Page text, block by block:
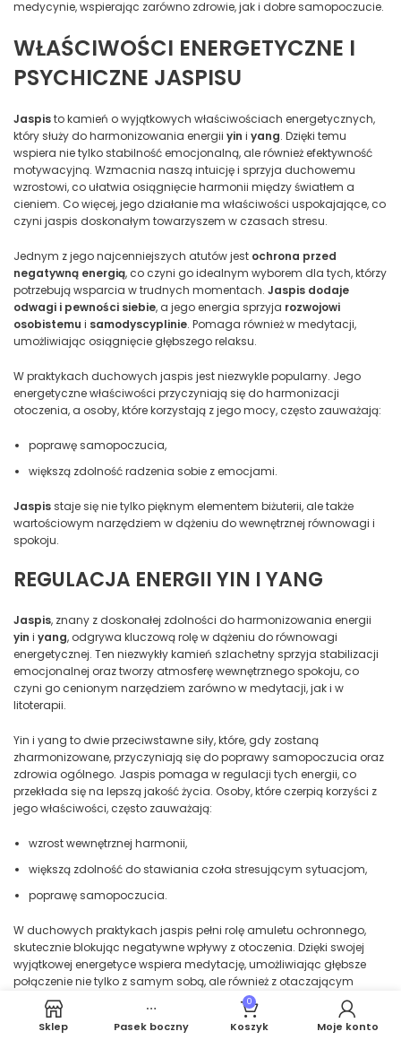
medycynie, wspierając zarówno zdrowie, jak i dobre samopoczucie.
WŁAŚCIWOŚCI ENERGETYCZNE I
PSYCHICZNE JASPISU
Jaspisto kamień o wyjątkowych właściwościach energetycznych,
który służy do harmonizowania energii yin i yang. Dzięki temu
wspiera nie tylko stabilność emocjonalną, ale również efektywność
motywacyjną. Wzmacnia naszą intuicję i sprzyja duchowemu
wzrostowi, co ułatwia osiągnięcie harmonii między światłem a
cieniem. Co więcej, jego działanie ma właściwości uspokajające, co
czyni jaspis doskonałym towarzyszem w czasach stresu.
Jednym z jego najcenniejszych atutów jest ochrona przed
negatywną energią, co czyni go idealnym wyborem dla tych, którzy
potrzebują wsparcia w trudnych momentach. Jaspis dodaje
odwagi i pewności siebie, a jego energia sprzyja rozwojowi
osobistemu i samodyscyplinie. Pomaga również w medytacji,
umożliwiając osiągnięcie głębszego relaksu.
W praktykach duchowych jaspis jest niezwykle popularny. Jego
energetyczne właściwości przyczyniają się do harmonizacji
otoczenia, a osoby, które korzystają z jego mocy, często zauważają:
poprawę samopoczucia,
większą zdolność radzenia sobie z emocjami.
Jaspisstaje się nie tylko pięknym elementem biżuterii, ale także
wartościowym narzędziem w dążeniu do wewnętrznej równowagi i
spokoju.
REGULACJA ENERGII YIN I YANG
Jaspis, znany z doskonałej zdolności do harmonizowania energii
yin i yang, odgrywa kluczową rolę w dążeniu do równowagi
energetycznej. Ten niezwykły kamień szlachetny sprzyja stabilizacji
emocjonalnej oraz tworzy atmosferę wewnętrznego spokoju, co
czyni go cenionym narzędziem zarówno w medytacji, jak i w
litoterapii.
Yin i yang to dwie przeciwstawne siły, które, gdy zostaną
zharmonizowane, przyczyniają się do poprawy samopoczucia oraz
zdrowia ogólnego. Jaspis pomaga w regulacji tych energii, co
przekłada się na lepszą jakość życia. Osoby, które czerpią korzyści z
jego właściwości, często zauważają:
wzrost wewnętrznej harmonii,
większą zdolność do stawiania czoła stresującym sytuacjom,
poprawę samopoczucia.
W duchowych praktykach jaspis pełni rolę amuletu ochronnego,
skutecznie blokując negatywne wpływy z otoczenia. Dzięki swojej
wyjątkowej energetyce wspiera medytację, umożliwiając głębsze
połączenie nie tylko z samym sobą, ale również z otaczającym
światem. Regularne stosowanie jaspisu może również:
wzmocnić pewność siebie,
Sklep Pasek boczny
0
Koszyk Moje konto